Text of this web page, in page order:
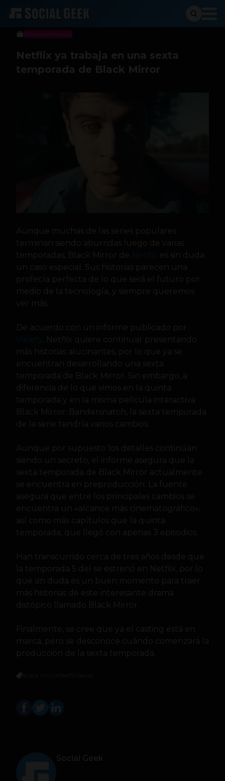
Social Geek
16 de mayo de 2022
Netflix ya trabaja en una sexta
temporada de Black Mirror
Aunque muchas de las series populares
terminan siendo aburridas luego de varias
temporadas, Black Mirror de
es sin duda
un caso especial. Sus historias parecen una
profecía perfecta de lo que será el futuro por
medio de la tecnología, y siempre queremos
ver más.
De acuerdo con un informe publicado por
, Netflix quiere continuar presentando
más historias alucinantes, por lo que ya se
encuentran desarrollando una sexta
temporada de Black Mirror. Sin embargo, a
diferencia de lo que vimos en la quinta
temporada y en la misma película interactiva
Black Mirror: Bandersnatch, la sexta temporada
de la serie tendría varios cambios.
Aunque por supuesto los detalles continúan
siendo un secreto, el informe asegura que la
sexta temporada de Black Mirror actualmente
se encuentra en preproducción. La fuente
asegura que entre los principales cambios se
encuentra un «alcance más cinematográfico»,
así como más capítulos que la quinta
temporada, que llegó con apenas 3 episodios.
Han transcurrido cerca de tres años desde que
la temporada 5 del se estrenó en Netflix, por lo
que sin duda es un buen momento para traer
más historias de este interesante drama
distópico llamado Black Mirror.
Finalmente, se cree que ya el casting está en
marca, pero se desconoce cuándo comenzará la
producción de la sexta temporada.
Social Geek